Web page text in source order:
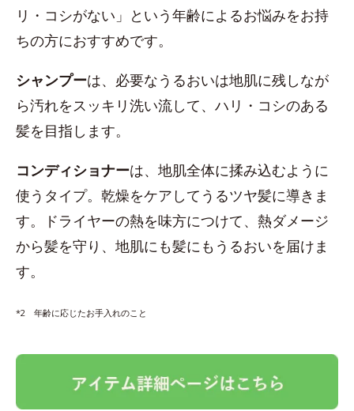
リ・コシがない」という年齢によるお悩みをお持
ちの方におすすめです。
シャンプーは、必要なうるおいは地肌に残しなが
ら汚れをスッキリ洗い流して、ハリ・コシのある
髪を目指します。
コンディショナーは、地肌全体に揉み込むように
使うタイプ。乾燥をケアしてうるツヤ髪に導きま
す。ドライヤーの熱を味方につけて、熱ダメージ
から髪を守り、地肌にも髪にもうるおいを届けま
す。
*2 年齢に応じたお手入れのこと